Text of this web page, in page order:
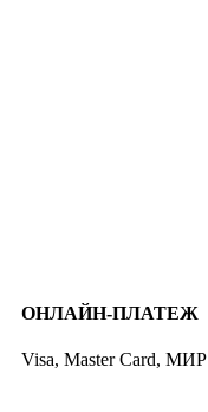
ОНЛАЙН-ПЛАТЕЖ
Visa, Master Card, МИР